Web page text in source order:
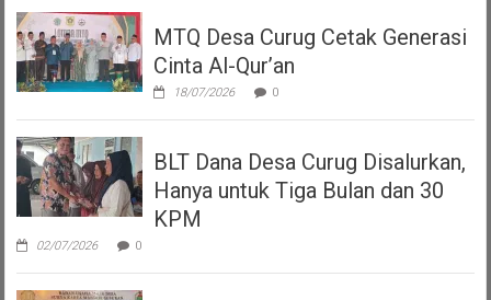
MTQ Desa Curug Cetak Generasi
Cinta Al-Qur’an
18/07/2026 0
BLT Dana Desa Curug Disalurkan,
Hanya untuk Tiga Bulan dan 30
KPM
02/07/2026 0